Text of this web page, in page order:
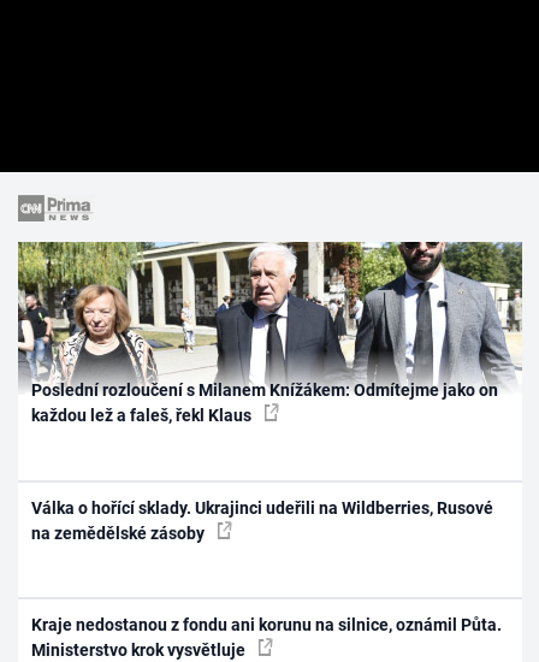
Poslední rozloučení s Milanem Knížákem: Odmítejme jako on
každou lež a faleš, řekl Klaus
Válka o hořící sklady. Ukrajinci udeřili na Wildberries, Rusové
na zemědělské zásoby
Kraje nedostanou z fondu ani korunu na silnice, oznámil Půta.
Ministerstvo krok vysvětluje